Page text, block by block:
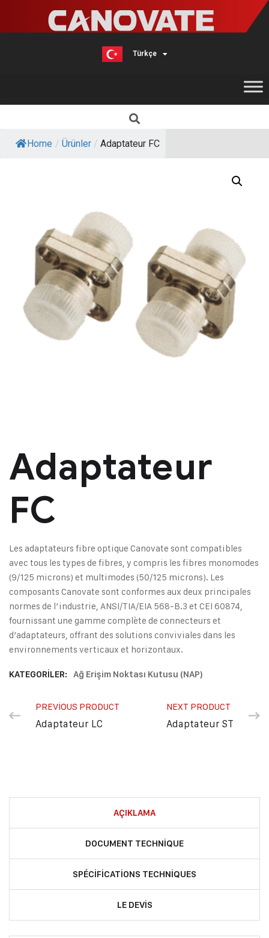
Türkçe
English
Home / Ürünler / Adaptateur FC
Adaptateur
FC
Les adaptateurs fibre optique Canovate sont compatibles
avec tous les types de fibres, y compris les fibres monomodes
(9/125 microns) et multimodes (50/125 microns). Les
composants Canovate sont conformes aux deux principales
normes de l’industrie, ANSI/TIA/EIA 568-B.3 et CEI 60874,
fournissant une gamme complète de connecteurs et
d’adaptateurs, offrant des solutions conviviales dans les
environnements verticaux et horizontaux.
KATEGORILER: Ağ Erişim Noktası Kutusu (NAP)
PREVIOUS PRODUCT
Adaptateur LC
NEXT PRODUCT
Adaptateur ST
AÇIKLAMA
DOCUMENT TECHNIQUE
SPÉCIFICATIONS TECHNIQUES
LE DEVIS